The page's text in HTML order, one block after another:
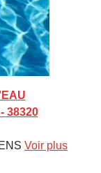
38320
Voir plus